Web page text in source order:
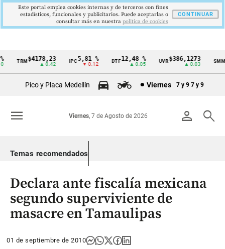
Cintillo
Colombia
TRM$4178,23
▲ 0.42
5,81 %
▼ 0.12
DTF12,48 %
▲ 0.05
UVR$386,1273
▲ 0.03
SMMLV
Pico y Placa Medellín Viernes 7 y 9 7 y 9
person search
Viernes, 7 de Agosto de 2026
menu
Temas recomendados
Declara ante fiscalía mexicana
segundo superviviente de
masacre en Tamaulipas
01 de septiembre de 2010
Este portal emplea cookies internas y de terceros con fines
estadísticos, funcionales y publicitarios. Puede aceptarlas o
consultar más en nuestra politica de cookies
CONTINUAR